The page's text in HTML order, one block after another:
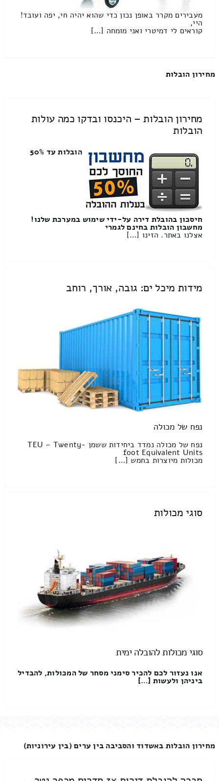
מעבירים מקרר באופן נכון כדי שהוא יהיה חי, יפה ועובד!
היי,
קוראים לי דמיטרי ואני מומחה […]
מחירון הובלות
מחירון הובלות – היכנסו ובדקו כמה עולות
הובלות
הובלות עד 50%
חיסכון בהובלת דירה על-ידי שימוש במערכת שלנו!
מחשבון הובלות בחינם לגמרי
אצלנו באתר. הזינו […]
מידות מיכל ים: גובה, אורך, רוחב
נפח של מכולה
נפח של מכולה נמדד ביחידות ששמן TEU – Twenty-
foot Equivalent Units
מכולות מיוצרות בחמש […]
סוגי מכולות
סוגי מכולות להובלה ימית
אנו נעזור לכם להכיר סימני מסחר של המכולות, להבדיל
ביניהן ולעשות […]
מחירון הובלות באשדוד והסביבה בין ערים (בין עירוניות)